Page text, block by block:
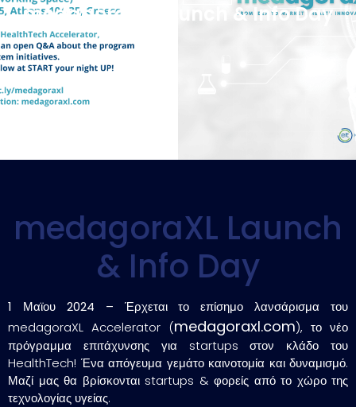
medagoraXL Launch & Info Day
medagoraXL Launch
& Info Day
1 Μαϊου 2024 – Έρχεται το επίσημο λανσάρισμα του
medagoraXL Accelerator (medagoraxl.com), το νέο
πρόγραμμα επιτάχυνσης για startups στον κλάδο του
HealthTech! Ένα απόγευμα γεμάτο καινοτομία και δυναμισμό.
Μαζί μας θα βρίσκονται startups & φορείς από το χώρο της
τεχνολογίας υγείας.